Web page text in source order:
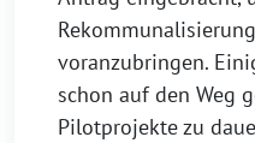
voranzubringen.
schon auf den Weg
Pilotprojekte zu